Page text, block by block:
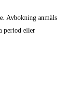
Avbokning anmäls
period eller